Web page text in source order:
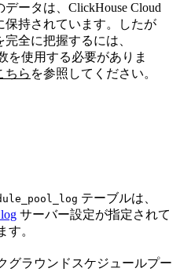
ータは、ClickHouse Cloud
保持されています。したが
全に把握するには、
を使用する必要がありま
ちら を参照してください。
テーブルは、
サーバー設定が指定されて
す。
グラウンドスケジュールプー